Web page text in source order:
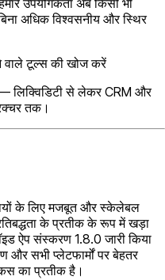
अधिक विश्वसनीय और स्थिर
वाले टूल्स की खोज करें
लिक्विडिटी से लेकर CRM और
तक।
के लिए मजबूत और स्केलेबल
के प्रतीक के रूप में खड़ा
ऐप संस्करण 1.8.0 जारी किया
और सभी प्लेटफार्मों पर बेहतर
का प्रतीक है।